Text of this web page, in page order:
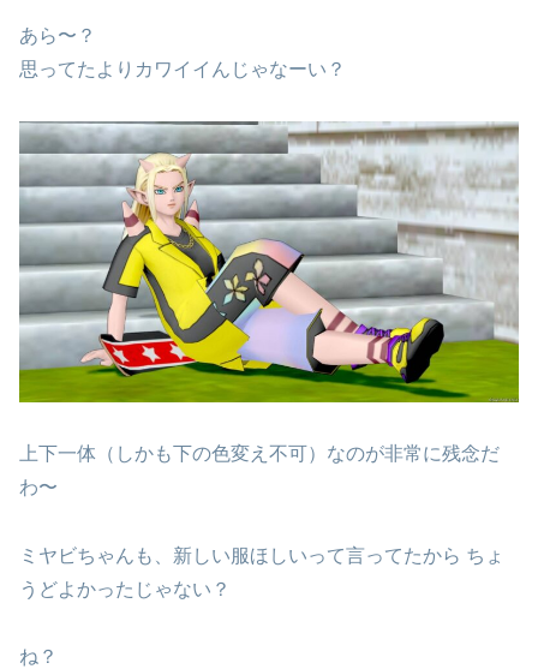
あら〜？
思ってたよりカワイイんじゃなーい？
上下一体（しかも下の色変え不可）なのが非常に残念だ
わ〜
ミヤビちゃんも、新しい服ほしいって言ってたから ちょ
うどよかったじゃない？
ね？